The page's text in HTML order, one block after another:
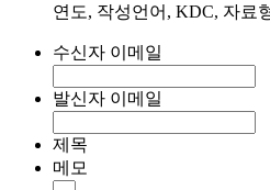
연도, 작성언어, KDC, 자료
수신자 이메일
발신자 이메일
제목
메모